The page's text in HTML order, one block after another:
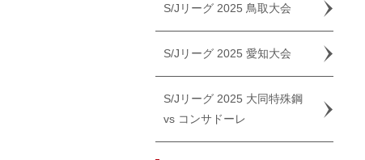
S/Jリーグ 2025 鳥取大会
S/Jリーグ 2025 愛知大会
S/Jリーグ 2025 大同特殊鋼
vs コンサドーレ